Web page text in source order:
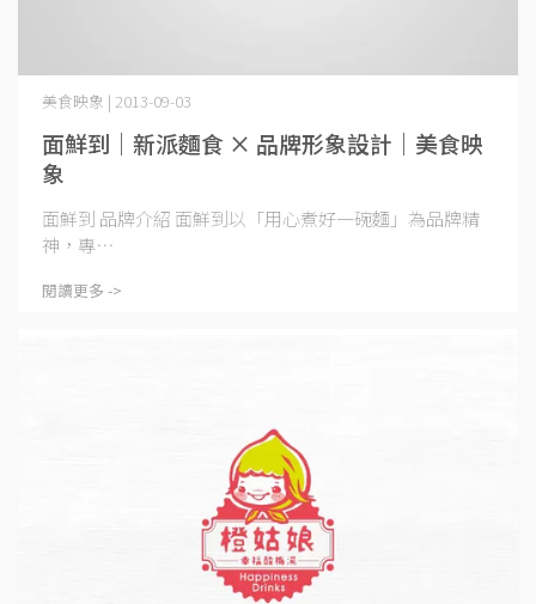
面鮮到｜新派麵食 × 品牌形象設計｜美食映
象
美食映象 | 2013-09-03
面鮮到 品牌介紹 面鮮到以「用心煮好一碗麵」為品牌精
神，專⋯
閱讀更多 ->